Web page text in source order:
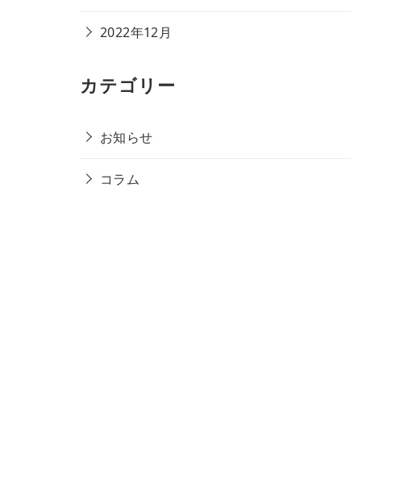
2022年12月
カテゴリー
お知らせ
コラム